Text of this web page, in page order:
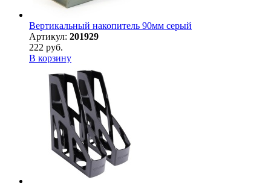
Вертикальный накопитель 90мм серый
Артикул: 201929
222 руб.
В корзину